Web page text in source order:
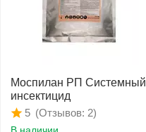
Моспилан РП Системный
инсектицид
(Отзывов: 2)
5
В наличии